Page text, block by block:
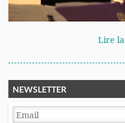
Lire
NEWSLETTER